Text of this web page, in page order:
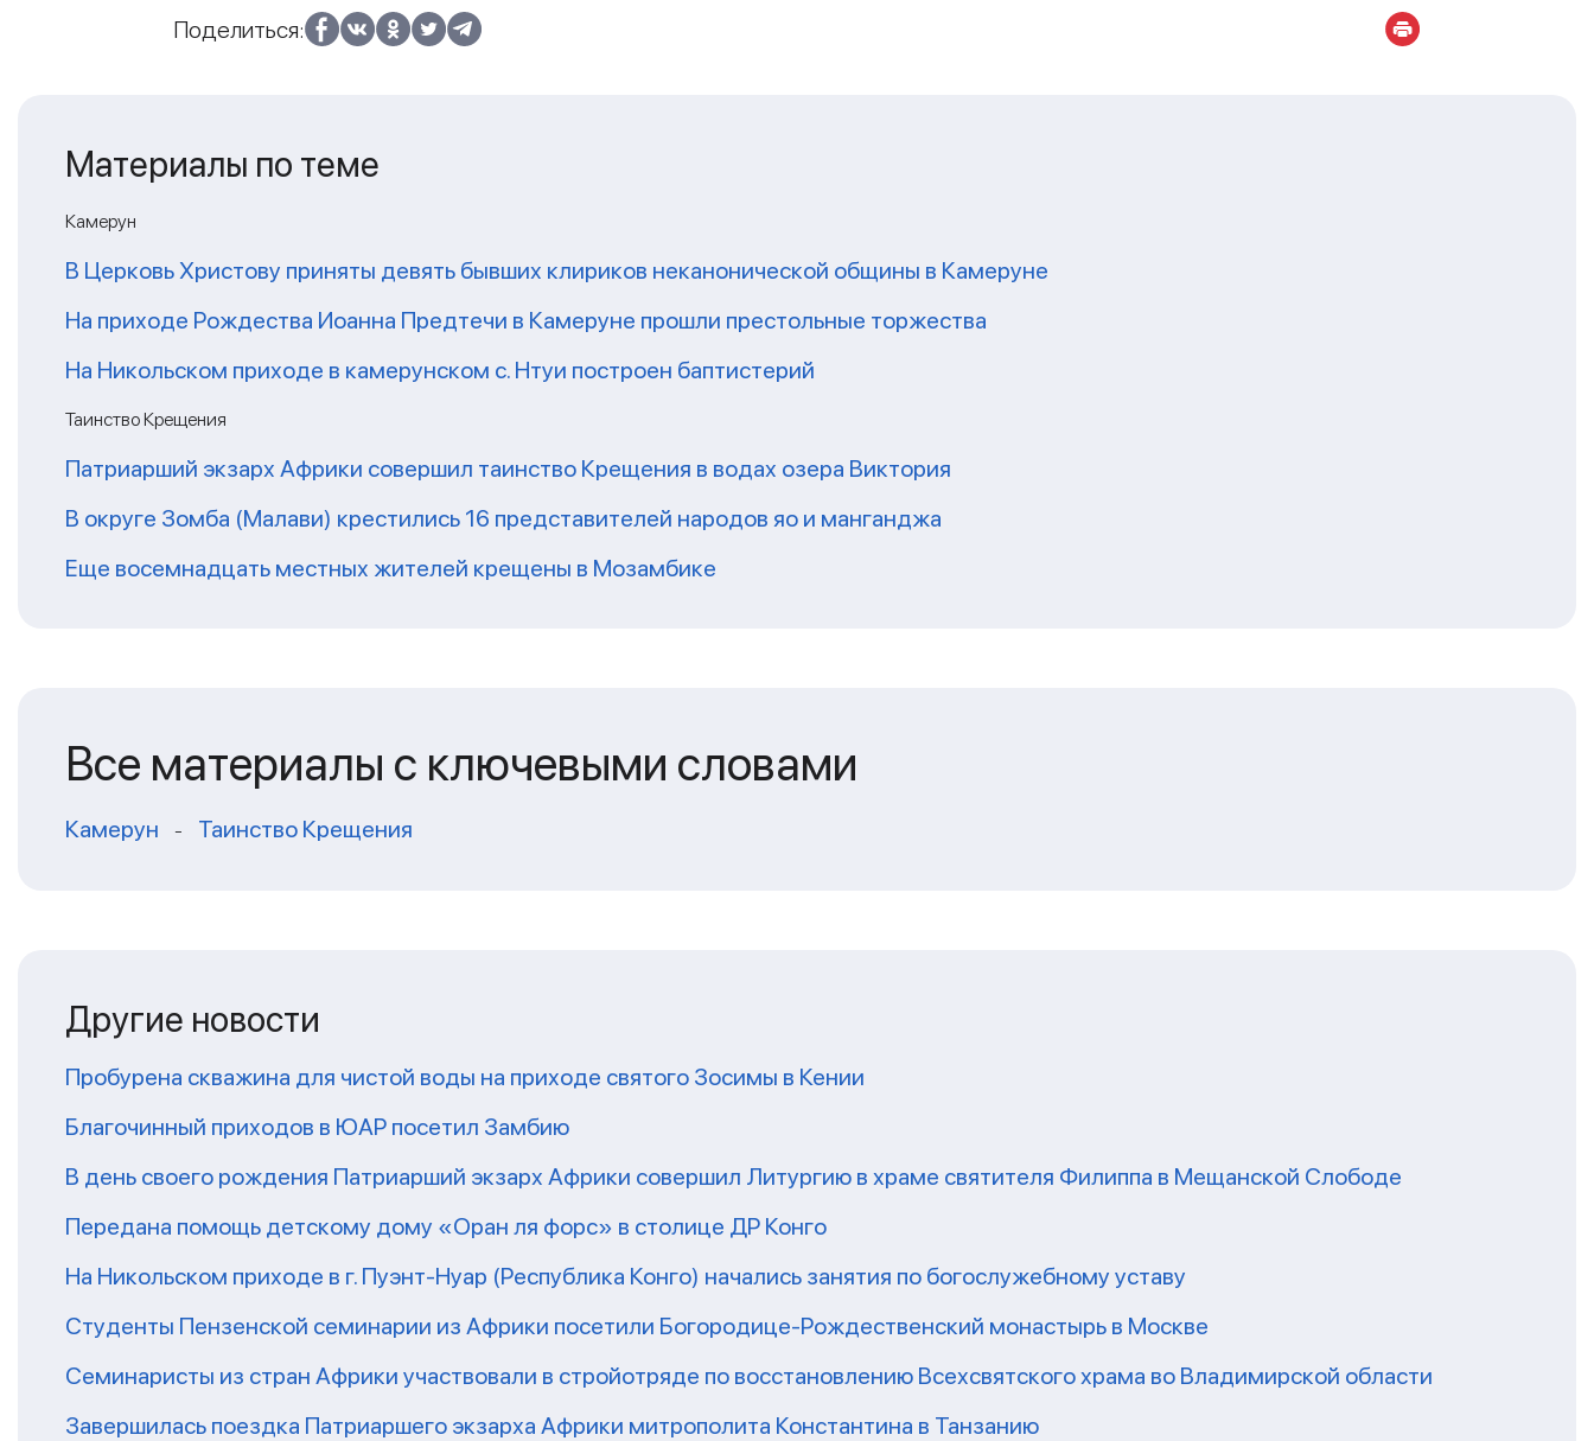
Поделиться:
Материалы по теме
Камерун
В Церковь Христову приняты девять бывших клириков неканонической общины в Камеруне
На приходе Рождества Иоанна Предтечи в Камеруне прошли престольные торжества
На Никольском приходе в камерунском с. Нтуи построен баптистерий
Таинство Крещения
Патриарший экзарх Африки совершил таинство Крещения в водах озера Виктория
В округе Зомба (Малави) крестились 16 представителей народов яо и манганджа
Еще восемнадцать местных жителей крещены в Мозамбике
Все материалы с ключевыми словами
Камерун - Таинство Крещения
Другие новости
Пробурена скважина для чистой воды на приходе святого Зосимы в Кении
Благочинный приходов в ЮАР посетил Замбию
В день своего рождения Патриарший экзарх Африки совершил Литургию в храме святителя Филиппа в Мещанской Слободе
Передана помощь детскому дому «Оран ля форс» в столице ДР Конго
На Никольском приходе в г. Пуэнт-Нуар (Республика Конго) начались занятия по богослужебному уставу
Студенты Пензенской семинарии из Африки посетили Богородице-Рождественский монастырь в Москве
Семинаристы из стран Африки участвовали в стройотряде по восстановлению Всехсвятского храма во Владимирской области
Завершилась поездка Патриаршего экзарха Африки митрополита Константина в Танзанию